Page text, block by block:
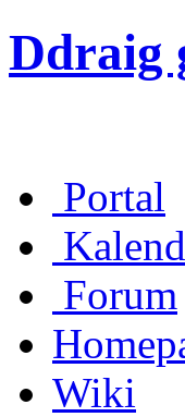
Ddraig
Portal
Forum
Wiki